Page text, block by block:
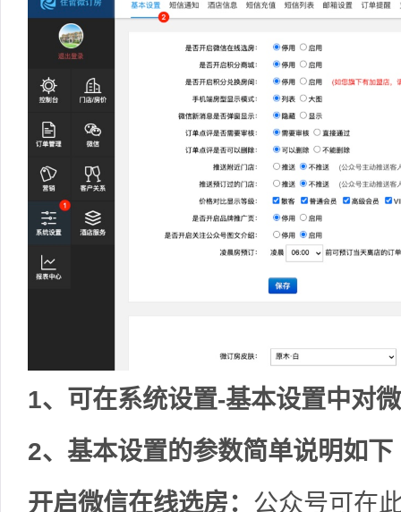
1、可在系统设置-基本设置中对
2、基本设置的参数简单说明如下
开启微信在线选房： 公众号可在